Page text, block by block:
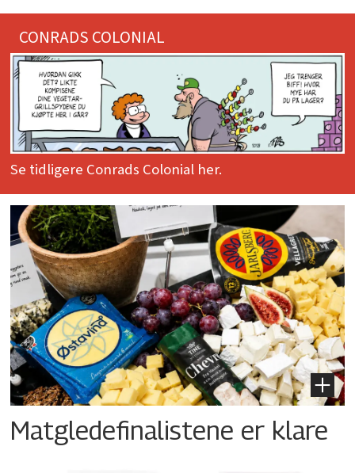
CONRADS COLONIAL
Se tidligere Conrads Colonial her.
Matgledefinalistene er klare